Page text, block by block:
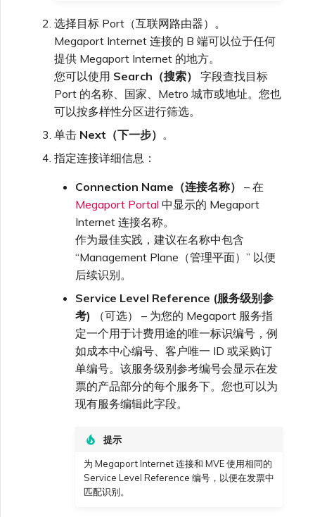
选择目标 Port（互联网路由器）。
Megaport Internet 连接的 B 端可以位于任何
提供 Megaport Internet 的地方。
您可以使用 Search（搜索）
字段查找目标
Port 的名称、国家、Metro 城市或地址。您也
可以按多样性分区进行筛选。
单击 Next（下一步） 。
指定连接详细信息：
Connection Name（连接名称）
– 在
Megaport Portal 中显示的 Megaport
Internet 连接名称。
作为最佳实践，建议在名称中包含
“Management Plane（管理平面）” 以便
后续识别。
Service Level Reference (服务级别参
考) （可选） – 为您的 Megaport 服务指
定一个用于计费用途的唯一标识编号，例
如成本中心编号、客户唯一 ID 或采购订
单编号。该服务级别参考编号会显示在发
票的产品部分的每个服务下。您也可以为
现有服务编辑此字段。
提示
为 Megaport Internet 连接和 MVE 使用相同的
Service Level Reference 编号，以便在发票中
匹配识别。